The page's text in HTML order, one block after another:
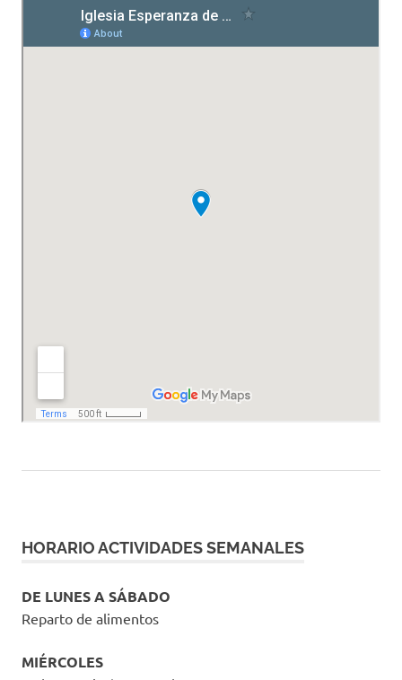
HORARIO ACTIVIDADES SEMANALES
DE LUNES A SÁBADO
Reparto de alimentos
MIÉRCOLES